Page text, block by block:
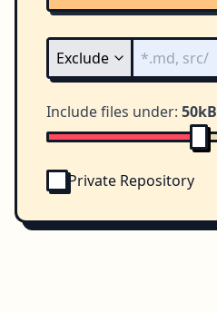
Include files under: 50kB
Private Repository